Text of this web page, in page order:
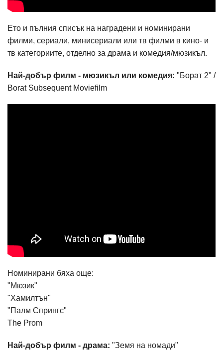
Ето и пълния списък на наградени и номинирани
филми, сериали, минисериали или тв филми в кино- и
тв категориите, отделно за драма и комедия/мюзикъл.
Най-добър филм - мюзикъл или комедия: "Борат 2" /
Borat Subsequent Moviefilm
Номинирани бяха още:
"Мюзик"
"Хамилтън"
"Палм Спрингс"
The Prom
Най-добър филм - драма: "Земя на номади"